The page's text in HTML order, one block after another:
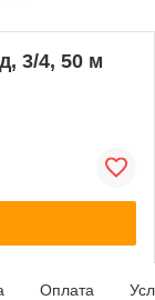
3/4, 50 м
Оплата